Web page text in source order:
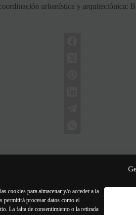
cookies para almacenar y/o acceder a la
permitirá procesar datos como el
La falta de consentimiento o la retirada
urbanística y